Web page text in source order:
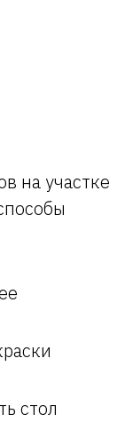
на участке
стол